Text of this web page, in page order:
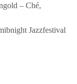
– Ché,
Jazzfestival